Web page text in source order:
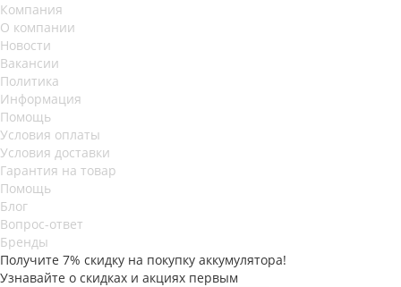
Компания
О компании
Новости
Вакансии
Политика
Информация
Помощь
Условия оплаты
Условия доставки
Гарантия на товар
Помощь
Блог
Вопрос-ответ
Бренды
Получите 7% скидку на покупку аккумулятора!
Узнавайте о скидках и акциях первым